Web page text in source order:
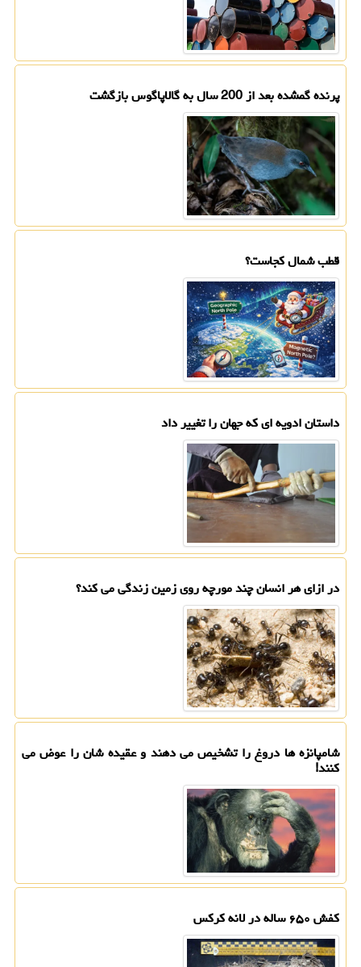
پرنده گمشده بعد از 200 سال به گالاپاگوس بازگشت
قطب شمال کجاست؟
داستان ادویه ای که جهان را تغییر داد
در ازای هر انسان چند مورچه روی زمین زندگی می کند؟
شامپانزه ها دروغ را تشخیص می دهند و عقیده شان را عوض می
کنند!
کفش ۶۵۰ ساله در لانه کرکس